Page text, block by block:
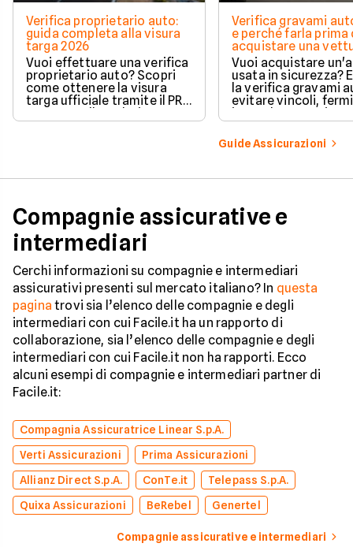
Verifica proprietario auto:
guida completa alla visura
targa 2026
Vuoi effettuare una verifica
proprietario auto? Scopri
come ottenere la visura
targa ufficiale tramite il PRA
per controllare dati e
vincoli in totale sicurezza.
Verifica gravami
e perché farla prima
acquistare una
Vuoi acquistare
usata in sicurezza?
la verifica gravami
evitare vincoli,
ipoteche. Scopri
tutelare il tuo
Guide Assicurazioni
Compagnie assicurative e
intermediari
Cerchi informazioni su compagnie e intermediari
assicurativi presenti sul mercato italiano? In questa
pagina trovi sia l’elenco delle compagnie e degli
intermediari con cui Facile.it ha un rapporto di
collaborazione, sia l’elenco delle compagnie e degli
intermediari con cui Facile.it non ha rapporti. Ecco
alcuni esempi di compagnie e intermediari partner di
Facile.it:
Compagnia Assicuratrice Linear S.p.A.
Verti Assicurazioni
Prima Assicurazioni
Allianz Direct S.p.A.
ConTe.it
Telepass S.p.A.
Quixa Assicurazioni
BeRebel Genertel
Compagnie assicurative e intermediari